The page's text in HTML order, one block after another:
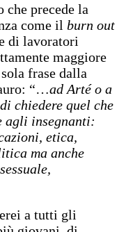
precede la
come il burn out
di lavoratori
maggiore
frase dalla
“…ad Arté o a
chiedere quel che
agli insegnanti:
etica,
ma anche
a tutti gli